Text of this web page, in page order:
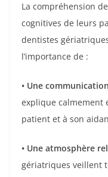
La compréhension
cognitives de leurs
dentistes
l’importance de :
• Une
explique calmement
patient et à son
• Une atmosphère
gériatriques veillent